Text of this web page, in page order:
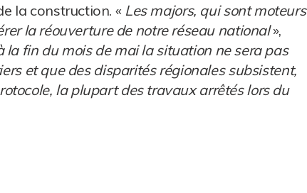
la construction. « Les majors, qui sont moteurs
la réouverture de notre réseau national»,
la fin du mois de mai la situation ne sera pas
et que des disparités régionales subsistent,
la plupart des travaux arrêtés lors du